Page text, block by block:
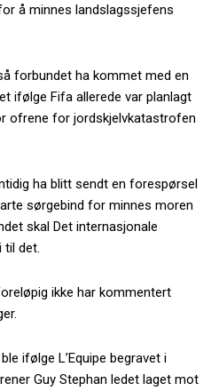
å minnes landslagssjefens
forbundet ha kommet med en
ifølge Fifa allerede var planlagt
ofrene for jordskjelvkatastrofen
ha blitt sendt en forespørsel
sørgebind for minnes moren
skal Det internasjonale
det.
ikke har kommentert
ifølge L’Equipe begravet i
Guy Stephan ledet laget mot